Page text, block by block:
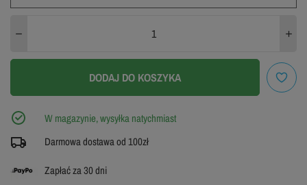
L
DODAJ DO KOSZYKA
W magazynie, wysyłka natychmiast
Darmowa dostawa od 100zł
Zapłać za 30 dni